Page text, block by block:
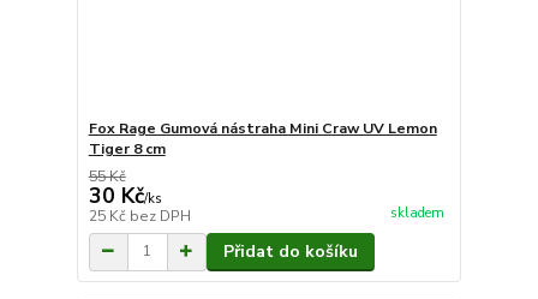
Fox Rage Gumová nástraha Mini Craw UV Lemon
Tiger 8 cm
55 Kč
30 Kč/ks
25 Kč bez DPH skladem
Přidat do košíku